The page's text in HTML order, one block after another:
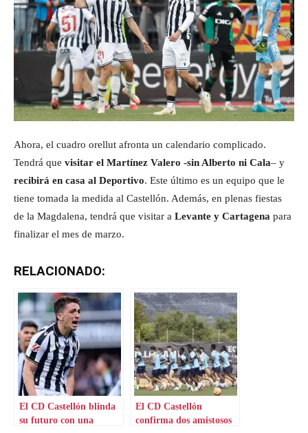
Ahora, el cuadro orellut afronta un calendario complicado.
Tendrá que visitar el Martínez Valero -sin Alberto ni Cala– y
recibirá en casa al Deportivo. Este último es un equipo que le
tiene tomada la medida al Castellón. Además, en plenas fiestas
de la Magdalena, tendrá que visitar a Levante y Cartagena para
finalizar el mes de marzo.
RELACIONADO:
El CD Castellón blinda
su futuro con una
El CD Castellón
confirma dos amistosos